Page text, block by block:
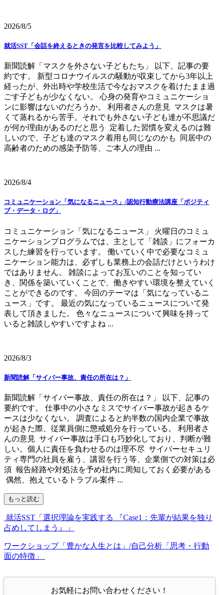
2026/8/5
就活SST「会話を終えるときの発言を比較してみよう」
新聞読解「マスクを外さない子どもたち」 以下、記事の要
約です。 新型コロナウイルスの騒動が収束してから3年以上
経ったが、外出時や学校生活で今なおマスクを着けたまま過
ごす子どもが少なくない。 心身の発育やコミュニケーショ
ンに影響はないのだろうか。 利用者さんの意見 マスクは暑
くて蒸れるから苦手。それでも外さない子ども達が不思議だ
が何か理由があるのだと思う 定着した習慣を変えるのは難
しいので、子ども達のマスク着用も同じなのかも 同居中の
高齢者のための感染予防等、ご本人の理由 ...
2026/8/4
コミュニケーション「気になるニュース」/認知行動療法講座「ポジティ
ブ・データ・ログ」
コミュニケーション「気になるニュース」 火曜日のコミュ
ニケーションプログラムでは、主として「雑談」にフォーカ
スした練習を行っています。 働いていく中で必要なコミュ
ニケーション能力は、必ずしも業務上の会話だけというわけ
ではありません。 雑談によってお互いのことを知ってい
き、関係を築いていくことで、働きやすい環境を整えていく
ことができるのです。 今回のテーマは「気になっているニ
ュース」です。 最近の気になっているニュースについて発
表して頂きました。 色々なニュースについて興味を持って
いると雑談しやすいですよね ...
2026/8/3
新聞読解「サイバー事故、責任の所在は？」
新聞読解「サイバー事故、責任の所在は？」 以下、記事の
要約です。 仕事中の小さなミスでサイバー事故が起きるケ
ースは少なくない。 調査によると約半数の国内企業で事故
が起きた際、従業員側に懲戒処分を行っている。 利用者さ
んの意見 サイバー事故は手口も巧妙化しており、判断が難
しい。個人に責任を負わせるのは理不尽 サイバーセキュリ
ティ専門の社員を雇う、講習を行う等、企業側での対策は必
須 報告経路や対処法を予め社内に周知しておく必要がある
偶然、抱えているトラブル案件 ...
もっと読む
就活SST「選択理論を実践する 『Case1：先輩が結果を独り
占めしてしまう』」
ワークショップ「豊かな人生とは」/自己分析「思考・行動
面の特徴」
お気軽にお問い合わせください！